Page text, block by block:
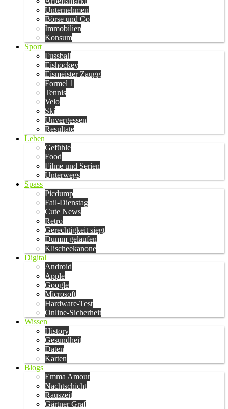
Unternehmen
Börse und Co
Immobilien
Konsum
Sport
Fussball
Eishockey
Eismeister Zaugg
Formel 1
Tennis
Velo
Ski
Unvergessen
Resultate
Leben
Gefühle
Food
Filme und Serien
Unterwegs
Spass
Picdump
Fail-Dienstag
Cute News
Retro
Gerechtigkeit siegt
Dumm gelaufen
Klischeekanone
Digital
Android
Apple
Google
Microsoft
Hardware-Test
Online-Sicherheit
Wissen
History
Gesundheit
Daten
Karten
Blogs
Emma Amour
Nachtschicht
Rauszeit
Gärtner Graf